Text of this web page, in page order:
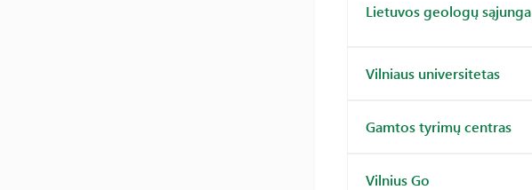
Lietuvos geologų sąjunga
Vilniaus universitetas
Gamtos tyrimų centras
Vilnius Go